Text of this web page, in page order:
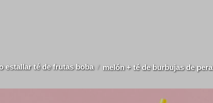
estallar té de frutas boba melón + té de burbujas de pera